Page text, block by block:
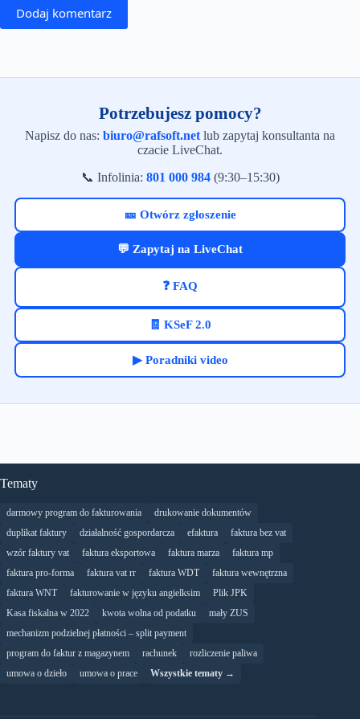
Dodaj komentarz
Potrzebujesz pomocy?
Napisz do nas: biuro@rafsoft.net lub zapytaj konsultanta na
czacie LiveChat.
📞 Infolinia: 801 000 984(9:30–15:30)
🎫 Otwórz zgłoszenie
💬 Zapytaj na LiveChat
❓ FAQ
🧾 KSeF 2.0
▶ Poradniki video
Tematy
darmowy program do fakturowania
drukowanie dokumentów
duplikat faktury
działalność gospordarcza efaktura
faktura bez vat
wzór faktury vat
faktura eksportowa faktura marza
faktura mp
faktura pro-forma
faktura vat rr faktura WDT
faktura wewnętrzna
faktura WNT
fakturowanie w języku angielksim
Plik JPK
Kasa fiskalna w 2022
kwota wolna od podatku
mały ZUS
mechanizm podzielnej płatności – split payment
program do faktur z magazynem
rachunek
rozliczenie paliwa
umowa o dzieło
umowa o prace Wszystkie tematy →